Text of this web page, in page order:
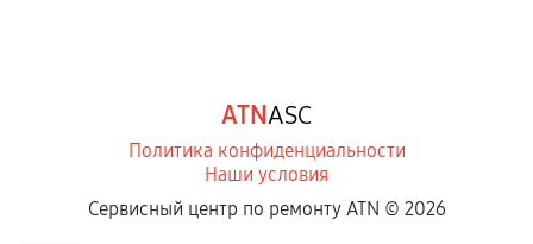
ATNASC
Политика конфиденциальности
Наши условия
Сервисный центр по ремонту ATN © 2026